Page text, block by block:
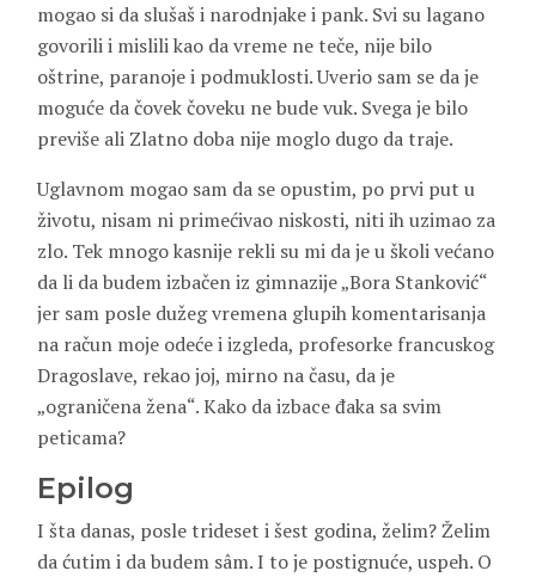
mogao si da slušaš i narodnjake i pank. Svi su lagano
govorili i mislili kao da vreme ne teče, nije bilo
oštrine, paranoje i podmuklosti. Uverio sam se da je
moguće da čovek čoveku ne bude vuk. Svega je bilo
previše ali Zlatno doba nije moglo dugo da traje.
Uglavnom mogao sam da se opustim, po prvi put u
životu, nisam ni primećivao niskosti, niti ih uzimao za
zlo. Tek mnogo kasnije rekli su mi da je u školi većano
da li da budem izbačen iz gimnazije „Bora Stanković“
jer sam posle dužeg vremena glupih komentarisanja
na račun moje odeće i izgleda, profesorke francuskog
Dragoslave, rekao joj, mirno na času, da je
„ograničena žena“. Kako da izbace đaka sa svim
peticama?
Epilog
I šta danas, posle trideset i šest godina, želim? Želim
da ćutim i da budem sâm. I to je postignuće, uspeh. O